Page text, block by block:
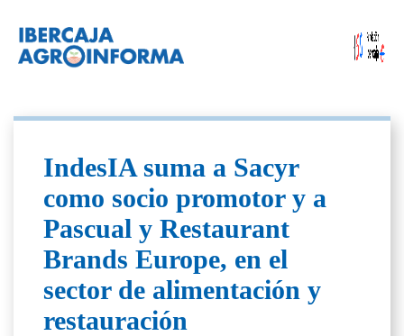
IndesIA suma a Sacyr
como socio promotor y a
Pascual y Restaurant
Brands Europe, en el
sector de alimentación y
restauración